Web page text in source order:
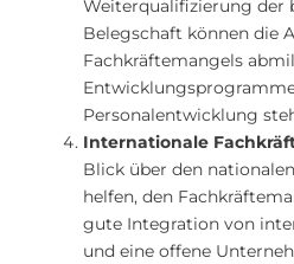
Weiterqualifizierung der
Belegschaft können die
Fachkräftemangels
Personalentwicklung
Internationale
Blick über den
helfen, den
gute Integration von
und eine offene